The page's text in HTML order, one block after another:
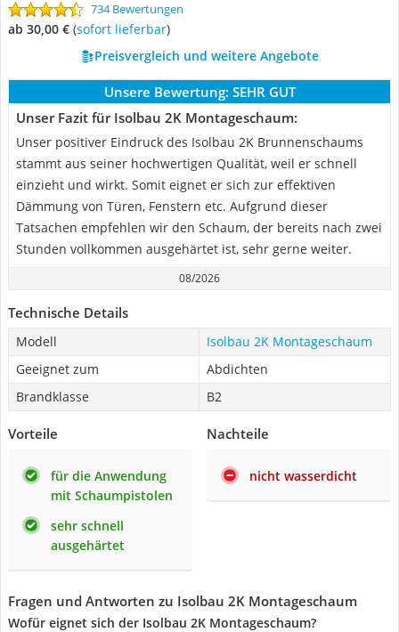
734 Bewertungen
ab 30,00 € ( Sofort lieferbar)
Preisvergleich und weitere Angebote
Unsere Bewertung: SEHR GUT
Unser Fazit für Isolbau 2K Montageschaum:
Unser positiver Eindruck des Isolbau 2K Brunnenschaums
stammt aus seiner hochwertigen Qualität, weil er schnell
einzieht und wirkt. Somit eignet er sich zur effektiven
Dämmung von Türen, Fenstern etc. Aufgrund dieser
Tatsachen empfehlen wir den Schaum, der bereits nach zwei
Stunden vollkommen ausgehärtet ist, sehr gerne weiter.
08/2026
Technische Details
Modell
Isolbau 2K Montageschaum
Geeignet zum
Abdichten
Brandklasse
B2
Vorteile
für die Anwendung
mit Schaumpistolen
sehr schnell
ausgehärtet
Nachteile
nicht wasserdicht
Fragen und Antworten zu Isolbau 2K Montageschaum
Wofür eignet sich der Isolbau 2K Montageschaum?